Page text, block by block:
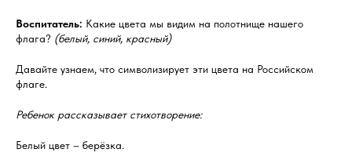
Воспитатель: Какие цвета мы видим на полотнище нашего
флага? (белый, синий, красный)
Давайте узнаем, что символизирует эти цвета на Российском
флаге.
Ребенок рассказывает стихотворение:
Белый цвет – берёзка.